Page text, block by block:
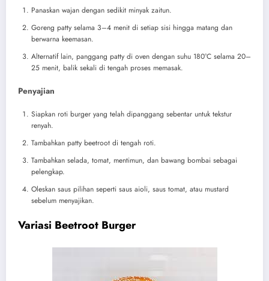
Panaskan wajan dengan sedikit minyak zaitun.
Goreng patty selama 3–4 menit di setiap sisi hingga matang dan
berwarna keemasan.
Alternatif lain, panggang patty di oven dengan suhu 180°C selama 20–
25 menit, balik sekali di tengah proses memasak.
Penyajian
Siapkan roti burger yang telah dipanggang sebentar untuk tekstur
renyah.
Tambahkan patty beetroot di tengah roti.
Tambahkan selada, tomat, mentimun, dan bawang bombai sebagai
pelengkap.
Oleskan saus pilihan seperti saus aioli, saus tomat, atau mustard
sebelum menyajikan.
Variasi Beetroot Burger